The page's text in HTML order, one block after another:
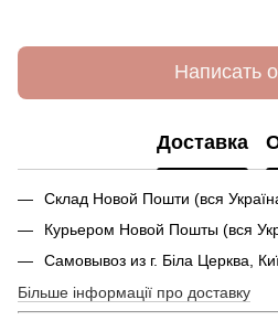
Написать
Доставка
Склад Новой Пошти (вся
Курьером Новой Пошты (вся
Самовывоз из г. Біла Церква,
Більше інформації про доставку